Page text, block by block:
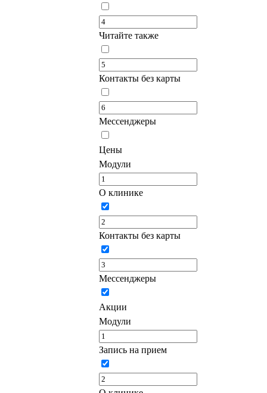
Читайте также
Контакты без карты
Мессенджеры
Цены
Модули
О клинике
Контакты без карты
Мессенджеры
Акции
Модули
Запись на прием